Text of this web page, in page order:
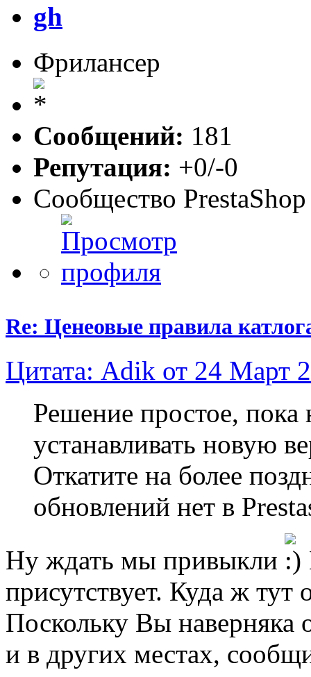
gh
Фрилансер
Сообщений: 181
Репутация: +0/-0
Сообщество PrestaShop
Re: Ценеовые правила
Цитата: Adik от 24 Март
Решение простое, пока
устанавливать новую
Откатите на более
обновлений нет в
Ну ждать мы привыкли
присутствует. Куда ж тут
Поскольку Вы наверняка
и в других местах,